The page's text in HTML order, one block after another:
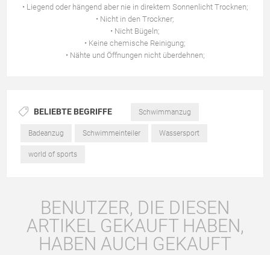
• Liegend oder hängend aber nie in direktem Sonnenlicht Trocknen;
• Nicht in den Trockner;
• Nicht Bügeln;
• Keine chemische Reinigung;
• Nähte und Öffnungen nicht überdehnen;
BELIEBTE BEGRIFFE Schwimmanzug
Badeanzug Schwimmeinteiler Wassersport
world of sports
BENUTZER, DIE DIESEN
ARTIKEL GEKAUFT HABEN,
HABEN AUCH GEKAUFT